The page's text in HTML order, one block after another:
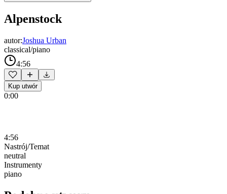
Alpenstock
autor:Joshua Urban
classical/piano
4:56
Kup utwór
0:00
4:56
Nastrój/Temat
neutral
Instrumenty
piano